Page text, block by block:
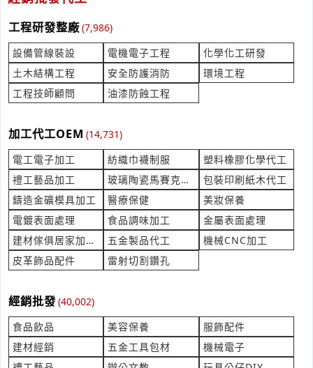
來自:安OO業OO公O 詢價
時間:08/05 17:06
***wananchen@yahoo.com.tw
想詢國內快遞價錢/時效,
產業:工商團體
時間:08/05 17:03
***o.cheng@oemec-garment.com.tw
住戶大樓景觀用草皮及植栽
產業:景觀花草園藝
來自:名OO大O 詢價
時間:08/05 17:00
立即報價
***yoiu2516@yahoo.com.tw
維修隱藏式伸縮大門機
來自:精OO密OO股OO限OO 詢價
時間:08/05 16:55
***a@jxpc.com.tw
請問最低多少量才能做預訂200個左右
工程研發整廠(7,986)
設備管線裝設
電機電子工程
化學化工研發
土木結構工程
安全防護消防
環境工程
工程技師顧問
油漆防蝕工程
加工代工OEM (14,731)
電工電子加工
紡織巾襪制服
塑料橡膠化學代工
禮工藝品加工
玻璃陶瓷馬賽克代工
包裝印刷紙木代工
鑄造金礦模具加工
醫療保健
美妝保養
電鍍表面處理
食品調味加工
金屬表面處理
建材傢俱居家加工代工
五金製品代工
機械CNC加工
皮革飾品配件
雷射切割鑽孔
經銷批發(40,002)
食品飲品
美容保養
服飾配件
建材經銷
五金工具包材
機械電子